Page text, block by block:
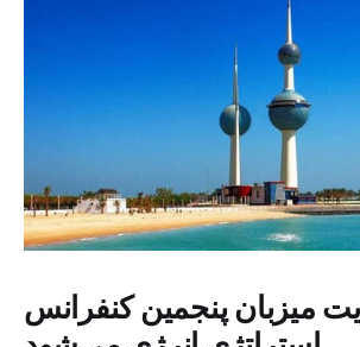
میزبان پنجمین کنفرانس